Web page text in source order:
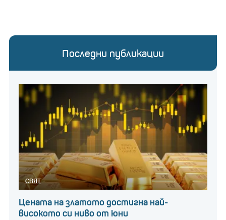
Последни публикации
СВЯТ
Цената на златото достигна най-
високото си ниво от юни